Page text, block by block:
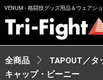
VENUM - 格闘技グッズ用品＆ウェアシ
全商品
TAPOUT／タ
キャップ・ビーニー